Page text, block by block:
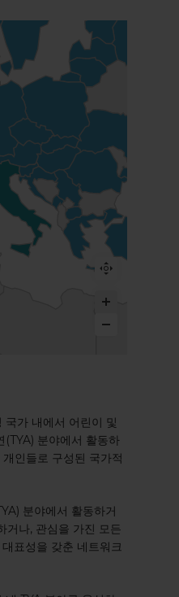
국가 내에서 어린이 및
(TYA) 분야에서 활동하
인들로 구성된 국가적
분야에서 활동하거
거나, 관심을 가진 모든
표성을 갖춘 네트워크